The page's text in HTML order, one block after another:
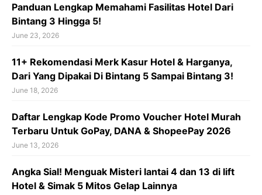
Panduan Lengkap Memahami Fasilitas Hotel Dari
Bintang 3 Hingga 5!
June 23, 2026
11+ Rekomendasi Merk Kasur Hotel & Harganya,
Dari Yang Dipakai Di Bintang 5 Sampai Bintang 3!
June 18, 2026
Daftar Lengkap Kode Promo Voucher Hotel Murah
Terbaru Untuk GoPay, DANA & ShopeePay 2026
June 13, 2026
Angka Sial! Menguak Misteri lantai 4 dan 13 di lift
Hotel & Simak 5 Mitos Gelap Lainnya